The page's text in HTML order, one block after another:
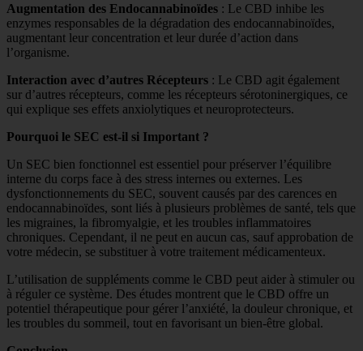
Augmentation des Endocannabinoïdes : Le CBD inhibe les
enzymes responsables de la dégradation des endocannabinoïdes,
augmentant leur concentration et leur durée d’action dans
l’organisme.
Interaction avec d’autres Récepteurs : Le CBD agit également
sur d’autres récepteurs, comme les récepteurs sérotoninergiques, ce
qui explique ses effets anxiolytiques et neuroprotecteurs.
Pourquoi le SEC est-il si Important ?
Un SEC bien fonctionnel est essentiel pour préserver l’équilibre
interne du corps face à des stress internes ou externes. Les
dysfonctionnements du SEC, souvent causés par des carences en
endocannabinoïdes, sont liés à plusieurs problèmes de santé, tels que
les migraines, la fibromyalgie, et les troubles inflammatoires
chroniques. Cependant, il ne peut en aucun cas, sauf approbation de
votre médecin, se substituer à votre traitement médicamenteux.
L’utilisation de suppléments comme le CBD peut aider à stimuler ou
à réguler ce système. Des études montrent que le CBD offre un
potentiel thérapeutique pour gérer l’anxiété, la douleur chronique, et
les troubles du sommeil, tout en favorisant un bien-être global.